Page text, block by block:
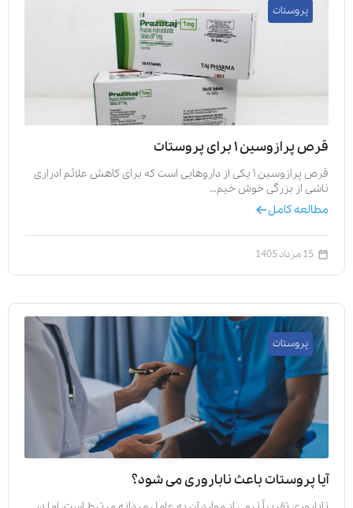
پروستات
قرص پرازوسین ۱ برای پروستات
قرص پرازوسین ۱ یکی از داروهایی است که برای کاهش علائم ادراری
ناشی از بزرگی خوش خیم…
مطالعه کامل
15 مرداد 1405
پروستات
آیا پروستات باعث ناباروری می‌ شود؟